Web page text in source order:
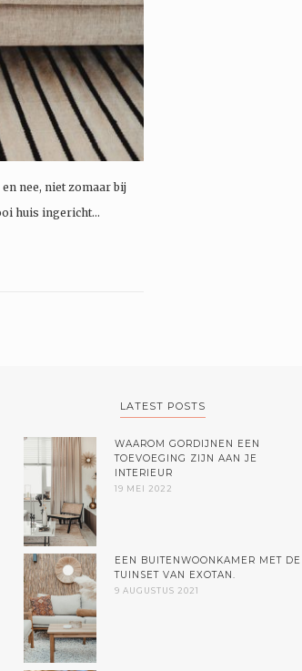
nee, niet zomaar bij
huis ingericht…
LATEST POSTS
WAAROM GORDIJNEN EEN
TOEVOEGING ZIJN AAN JE
INTERIEUR
19 MEI 2022
EEN BUITENWOONKAMER MET DE
TUINSET VAN EXOTAN.
9 AUGUSTUS 2021